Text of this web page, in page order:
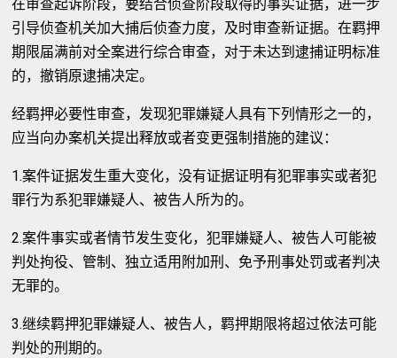
在审查起诉阶段，要结合侦查阶段取得的事实证据，进一步
引导侦查机关加大捕后侦查力度，及时审查新证据。在羁押
期限届满前对全案进行综合审查，对于未达到逮捕证明标准
的，撤销原逮捕决定。
经羁押必要性审查，发现犯罪嫌疑人具有下列情形之一的，
应当向办案机关提出释放或者变更强制措施的建议：
1.案件证据发生重大变化，没有证据证明有犯罪事实或者犯
罪行为系犯罪嫌疑人、被告人所为的。
2.案件事实或者情节发生变化，犯罪嫌疑人、被告人可能被
判处拘役、管制、独立适用附加刑、免予刑事处罚或者判决
无罪的。
3.继续羁押犯罪嫌疑人、被告人，羁押期限将超过依法可能
判处的刑期的。